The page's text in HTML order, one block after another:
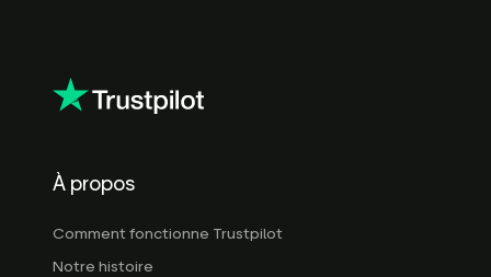
À propos
Comment fonctionne Trustpilot
Notre histoire